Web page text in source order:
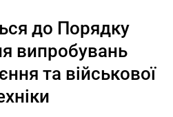
до Порядку
випробувань
та військової